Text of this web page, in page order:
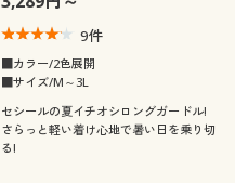
9件
■カラー/2色展開
■サイズ/M～3L
セシールの夏イチオシロングガードル!
さらっと軽い着け心地で暑い日を乗り切
る!